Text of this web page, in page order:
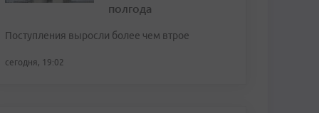
полгода
Поступления выросли более чем втрое
сегодня, 19:02